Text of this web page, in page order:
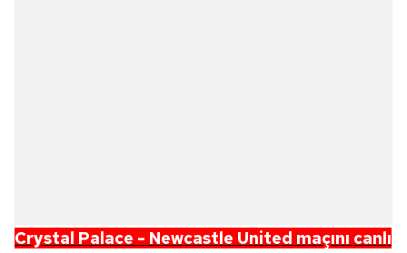
Crystal Palace - Newcastle United maçını canlı